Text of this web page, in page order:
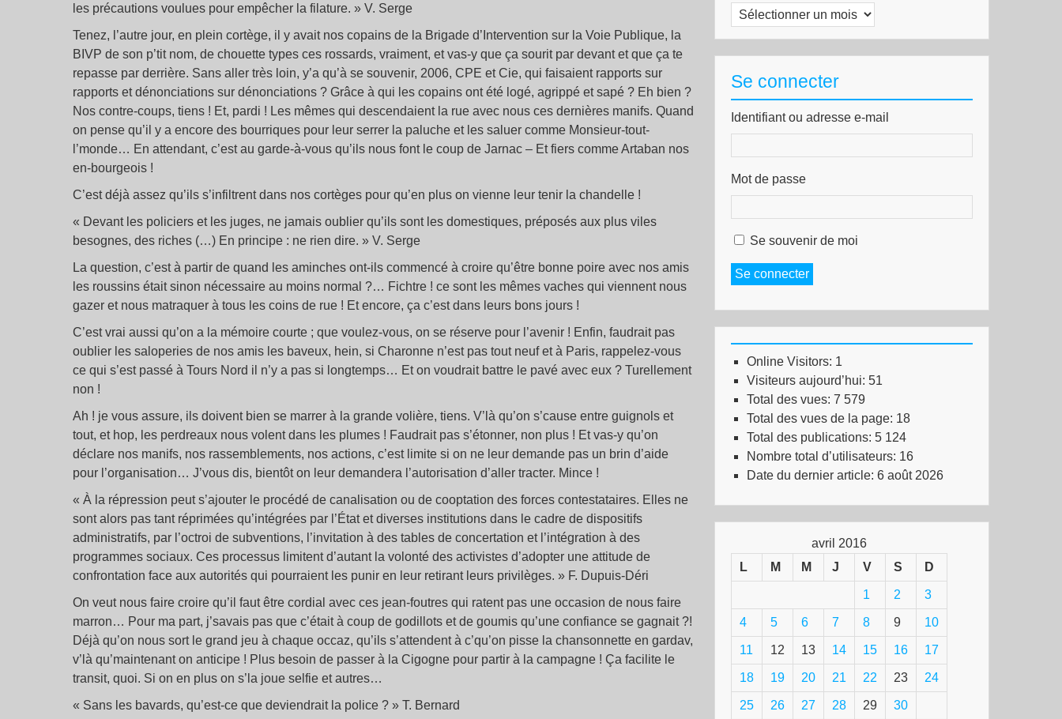
les précautions voulues pour empêcher la filature. » V. Serge
Tenez, l’autre jour, en plein cortège, il y avait nos copains de la Brigade d’Intervention sur la Voie Publique, la
BIVP de son p’tit nom, de chouette types ces rossards, vraiment, et vas-y que ça sourit par devant et que ça te
repasse par derrière. Sans aller très loin, y’a qu’à se souvenir, 2006, CPE et Cie, qui faisaient rapports sur
rapports et dénonciations sur dénonciations ? Grâce à qui les copains ont été logé, agrippé et sapé ? Eh bien ?
Nos contre-coups, tiens ! Et, pardi ! Les mêmes qui descendaient la rue avec nous ces dernières manifs. Quand
on pense qu’il y a encore des bourriques pour leur serrer la paluche et les saluer comme Monsieur-tout-
l’monde… En attendant, c’est au garde-à-vous qu’ils nous font le coup de Jarnac – Et fiers comme Artaban nos
en-bourgeois !
C’est déjà assez qu’ils s’infiltrent dans nos cortèges pour qu’en plus on vienne leur tenir la chandelle !
« Devant les policiers et les juges, ne jamais oublier qu’ils sont les domestiques, préposés aux plus viles
besognes, des riches (…) En principe : ne rien dire. » V. Serge
La question, c’est à partir de quand les aminches ont-ils commencé à croire qu’être bonne poire avec nos amis
les roussins était sinon nécessaire au moins normal ?… Fichtre ! ce sont les mêmes vaches qui viennent nous
gazer et nous matraquer à tous les coins de rue ! Et encore, ça c’est dans leurs bons jours !
C’est vrai aussi qu’on a la mémoire courte ; que voulez-vous, on se réserve pour l’avenir ! Enfin, faudrait pas
oublier les saloperies de nos amis les baveux, hein, si Charonne n’est pas tout neuf et à Paris, rappelez-vous
ce qui s’est passé à Tours Nord il n’y a pas si longtemps… Et on voudrait battre le pavé avec eux ? Turellement
non !
Ah ! je vous assure, ils doivent bien se marrer à la grande volière, tiens. V’là qu’on s’cause entre guignols et
tout, et hop, les perdreaux nous volent dans les plumes ! Faudrait pas s’étonner, non plus ! Et vas-y qu’on
déclare nos manifs, nos rassemblements, nos actions, c’est limite si on ne leur demande pas un brin d’aide
pour l’organisation… J’vous dis, bientôt on leur demandera l’autorisation d’aller tracter. Mince !
« À la répression peut s’ajouter le procédé de canalisation ou de cooptation des forces contestataires. Elles ne
sont alors pas tant réprimées qu’intégrées par l’État et diverses institutions dans le cadre de dispositifs
administratifs, par l’octroi de subventions, l’invitation à des tables de concertation et l’intégration à des
programmes sociaux. Ces processus limitent d’autant la volonté des activistes d’adopter une attitude de
confrontation face aux autorités qui pourraient les punir en leur retirant leurs privilèges. » F. Dupuis-Déri
On veut nous faire croire qu’il faut être cordial avec ces jean-foutres qui ratent pas une occasion de nous faire
marron… Pour ma part, j’savais pas que c’était à coup de godillots et de goumis qu’une confiance se gagnait ?!
Déjà qu’on nous sort le grand jeu à chaque occaz, qu’ils s’attendent à c’qu’on pisse la chansonnette en gardav,
v’là qu’maintenant on anticipe ! Plus besoin de passer à la Cigogne pour partir à la campagne ! Ça facilite le
transit, quoi. Si on en plus on s’la joue selfie et autres…
« Sans les bavards, qu’est-ce que deviendrait la police ? » T. Bernard
Archives
Se connecter
Identifiant ou adresse e-mail
Mot de passe
Se souvenir de moi
Se connecter
Online Visitors: 1
Visiteurs aujourd’hui: 51
Total des vues: 7 579
Total des vues de la page: 18
Total des publications: 5 124
Nombre total d’utilisateurs: 16
Date du dernier article: 6 août 2026
avril 2016
L
M M J V S D
1 2 3
4 5 6 7 8 9 10
11 12 13 14 15 16 17
18 19 20 21 22 23 24
25 26 27 28 29 30